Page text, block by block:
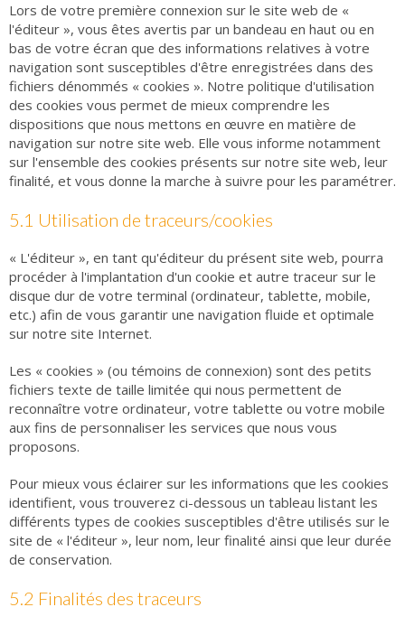
Lors de votre première connexion sur le site web de «
l'éditeur », vous êtes avertis par un bandeau en haut ou en
bas de votre écran que des informations relatives à votre
navigation sont susceptibles d'être enregistrées dans des
fichiers dénommés « cookies ». Notre politique d'utilisation
des cookies vous permet de mieux comprendre les
dispositions que nous mettons en œuvre en matière de
navigation sur notre site web. Elle vous informe notamment
sur l'ensemble des cookies présents sur notre site web, leur
finalité, et vous donne la marche à suivre pour les paramétrer.
5.1 Utilisation de traceurs/cookies
« L'éditeur », en tant qu'éditeur du présent site web, pourra
procéder à l'implantation d'un cookie et autre traceur sur le
disque dur de votre terminal (ordinateur, tablette, mobile,
etc.) afin de vous garantir une navigation fluide et optimale
sur notre site Internet.
Les « cookies » (ou témoins de connexion) sont des petits
fichiers texte de taille limitée qui nous permettent de
reconnaître votre ordinateur, votre tablette ou votre mobile
aux fins de personnaliser les services que nous vous
proposons.
Pour mieux vous éclairer sur les informations que les cookies
identifient, vous trouverez ci-dessous un tableau listant les
différents types de cookies susceptibles d'être utilisés sur le
site de « l'éditeur », leur nom, leur finalité ainsi que leur durée
de conservation.
5.2 Finalités des traceurs